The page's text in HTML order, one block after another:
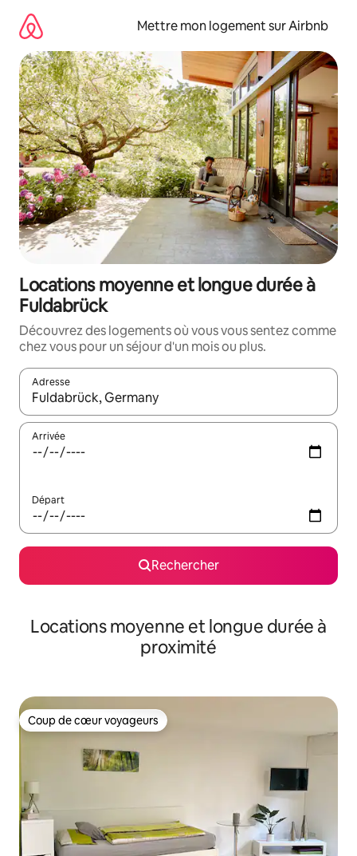
directement
contenu
Mettre mon logement sur Airbnb
Locations moyenne et longue durée à
Fuldabrück
Découvrez des logements où vous vous sentez comme
chez vous pour un séjour d'un mois ou plus.
Adresse
Lorsque les résultats s'affichent, utilisez les flèches vers le
Arrivée
Départ
Rechercher
Locations moyenne et longue durée à
proximité
Coup de cœur voyageurs
Coup de cœur voyageurs